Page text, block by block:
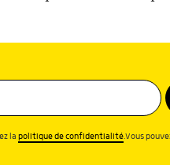
lapolitique de confidentialité.Vous